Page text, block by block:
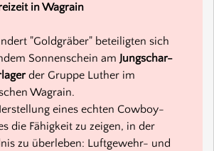
in Wagrain
"Goldgräber" beteiligten sich
Sonnenschein am Jungschar-
der Gruppe Luther im
Wagrain.
eines echten Cowboy-
die Fähigkeit zu zeigen, in der
zu überleben: Luftgewehr- und